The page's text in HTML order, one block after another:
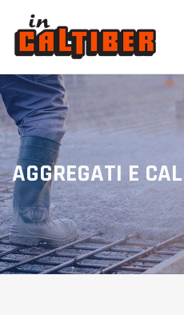
AGGREGATI E
I nostri
prodotto